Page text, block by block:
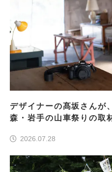
デザイナーの髙坂さんが
森・岩手の山車祭りの
2026.07.28